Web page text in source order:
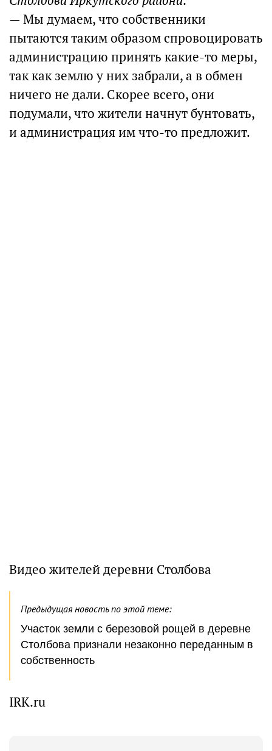
— Мы думаем, что собственники
пытаются таким образом спровоцировать
администрацию принять какие-то меры,
так как землю у них забрали, а в обмен
ничего не дали. Скорее всего, они
подумали, что жители начнут бунтовать,
и администрация им что-то предложит.
Видео жителей деревни Столбова
Предыдущая новость по этой теме:
Участок земли с березовой рощей в деревне
Столбова признали незаконно переданным в
собственность
IRK.ru